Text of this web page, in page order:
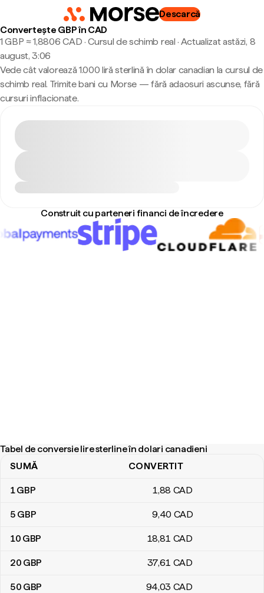
Descarcă
Convertește GBP în CAD
1 GBP ≈ 1,8806 CAD · Cursul de schimb real · Actualizat astăzi, 8
august, 3:06
Vede cât valorează 1.000 liră sterlină în dolar canadian la cursul de
schimb real. Trimite bani cu Morse — fără adaosuri ascunse, fără
cursuri inflacionate.
Construit cu parteneri financi de încredere
Tabel de conversie lire sterline în dolari canadieni
Tabel de conversie lire sterline în dolari canadieni
SUMĂ CONVERTIT
1GBP 1,88 CAD
5 GBP 9,40 CAD
10 GBP 18,81 CAD
20 GBP 37,61 CAD
50 GBP 94,03 CAD